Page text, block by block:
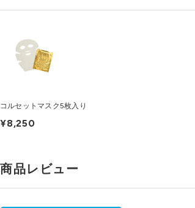
コルセットマスク5枚入り
¥8,250
商品レビュー